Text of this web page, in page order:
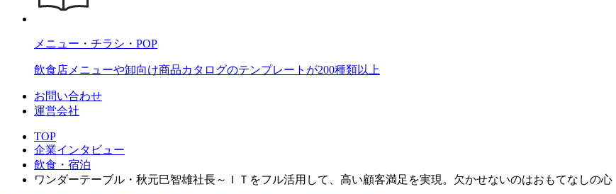
メニュー・チラシ・POP
飲食店メニューや卸向け商品カタログのテンプレートが200種類以上
お問い合わせ
運営会社
TOP
企業インタビュー
飲食・宿泊
ワンダーテーブル・秋元巳智雄社長～ＩＴをフル活用して、高い顧客満足を実現。欠かせないのはおもてなしの心